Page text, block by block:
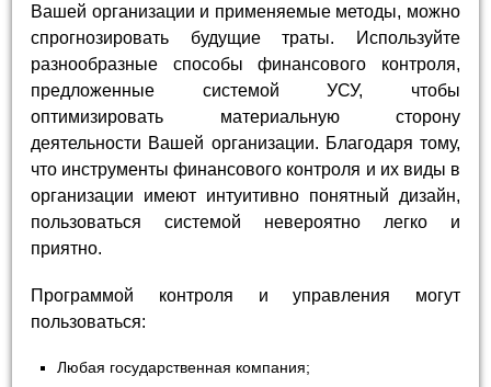
Вашей организации и применяемые методы, можно
спрогнозировать будущие траты. Используйте
разнообразные способы финансового контроля,
предложенные системой УСУ, чтобы
оптимизировать материальную сторону
деятельности Вашей организации. Благодаря тому,
что инструменты финансового контроля и их виды в
организации имеют интуитивно понятный дизайн,
пользоваться системой невероятно легко и
приятно.
Программой контроля и управления могут
пользоваться:
Любая государственная компания;